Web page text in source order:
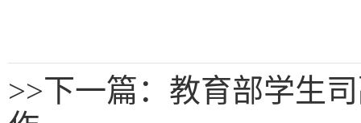
>>下一篇：教育部学生